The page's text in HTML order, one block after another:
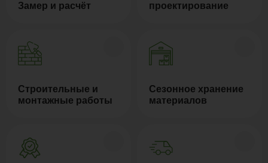
Замер и расчёт
проектирование
Строительные и
монтажные работы
Сезонное хранение
материалов